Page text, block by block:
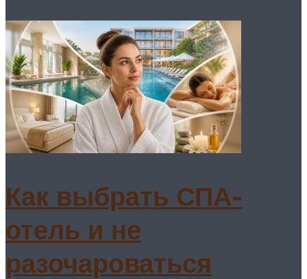
Как выбрать СПА-
отель и не
разочароваться